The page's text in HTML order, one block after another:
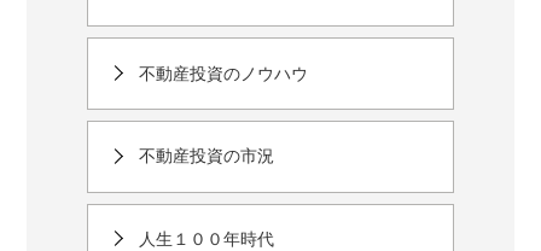
不動産投資のノウハウ
不動産投資の市況
人生１００年時代